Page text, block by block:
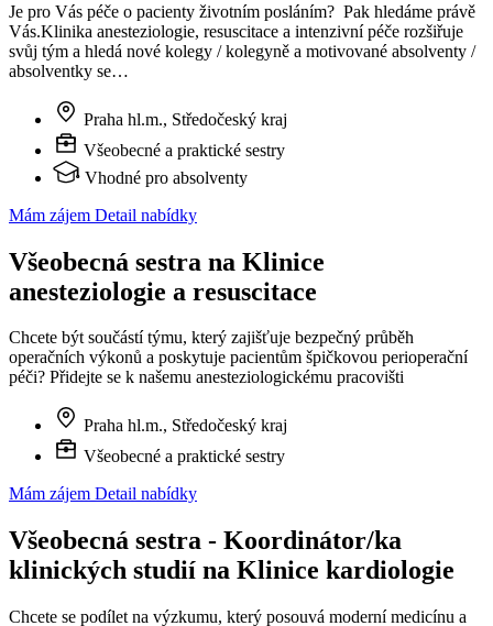
Je pro Vás péče o pacienty životním posláním? Pak hledáme právě
Vás.Klinika anesteziologie, resuscitace a intenzivní péče rozšiřuje
svůj tým a hledá nové kolegy / kolegyně a motivované absolventy /
absolventky se…
Praha hl.m., Středočeský kraj
Všeobecné a praktické sestry
Vhodné pro absolventy
Mám zájem Detail nabídky
Všeobecná sestra na Klinice
anesteziologie a resuscitace
Chcete být součástí týmu, který zajišťuje bezpečný průběh
operačních výkonů a poskytuje pacientům špičkovou perioperační
péči? Přidejte se k našemu anesteziologickému pracovišti
Praha hl.m., Středočeský kraj
Všeobecné a praktické sestry
Mám zájem Detail nabídky
Všeobecná sestra - Koordinátor/ka
klinických studií na Klinice kardiologie
Chcete se podílet na výzkumu, který posouvá moderní medicínu a